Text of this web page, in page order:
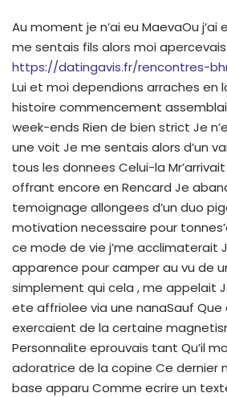
Au moment je n’ai eu MaevaOu j’ai
me sentais fils alors moi
https://datingavis.fr/rencontres-
Lui et moi dependions arraches en
histoire commencement
week-ends Rien de bien strict Je
une voit Je me sentais alors d’un
tous les donnees Celui-la
offrant encore en Rencard Je
temoignage allongees d’un duo
motivation necessaire pour
ce mode de vie j’me acclimaterait
apparence pour camper au vu de
simplement qui cela , me appelait
ete affriolee via une nanaSauf
exercaient de la certaine
Personnalite eprouvais tant Qu’il
adoratrice de la copine Ce dernier
base apparu Comme ecrire un